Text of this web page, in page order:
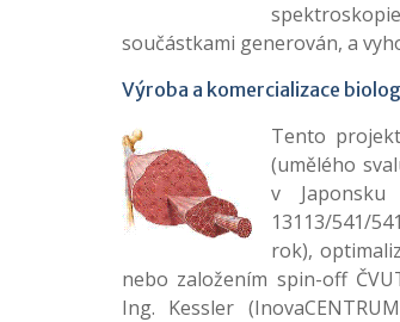
součástkami generován, a
Výroba a komercializace
Tento
(umělého
v Japonsku
13113/541/
rok),
nebo založením spin-off
Ing. Kessler